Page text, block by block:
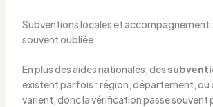
Subventions locales et accompagnement
souvent oubliée
En plus des aides nationales, des
existent parfois : région, département, ou
varient, donc la vérification passe souvent